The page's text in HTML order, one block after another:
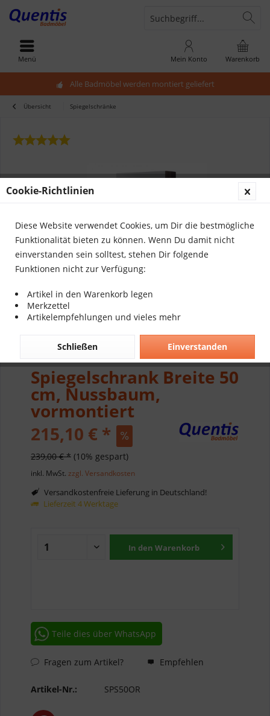
Alle Badmöbel werden montiert geliefert
Warenkorb
Mein Konto
Menü
Übersicht Spiegelschränke
Spiegelschrank Breite 50
cm, Nussbaum,
vormontiert
215,10 € *
239,00 € * (10% gespart)
inkl. MwSt. zzgl. Versandkosten
Versandkostenfreie Lieferung in Deutschland!
Lieferzeit 4 Werktage
In den Warenkorb
Teile dies über WhatsApp
Fragen zum Artikel? Empfehlen
Artikel-Nr.: SPS50OR
Cookie-Richtlinien
Diese Website verwendet Cookies, um Dir die bestmögliche
Funktionalität bieten zu können. Wenn Du damit nicht
einverstanden sein solltest, stehen Dir folgende
Funktionen nicht zur Verfügung:
Artikel in den Warenkorb legen
Merkzettel
Artikelempfehlungen und vieles mehr
Einverstanden
Schließen